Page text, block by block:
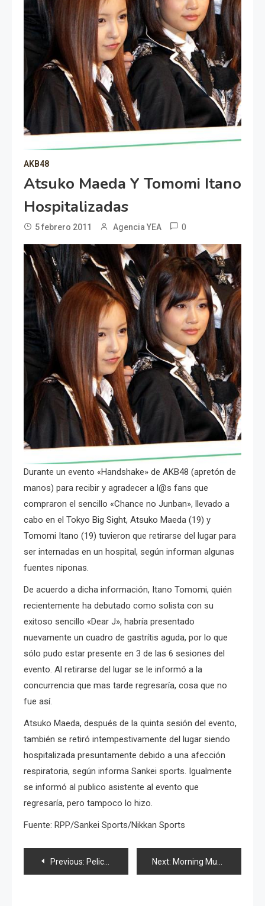
AKB48
Atsuko Maeda Y Tomomi Itano
Hospitalizadas
5 febrero 2011 Agencia YEA 0
Durante un evento «Handshake» de AKB48 (apretón de
manos) para recibir y agradecer a l@s fans que
compraron el sencillo «Chance no Junban», llevado a
cabo en el Tokyo Big Sight, Atsuko Maeda (19) y
Tomomi Itano (19) tuvieron que retirarse del lugar para
ser internadas en un hospital, según informan algunas
fuentes niponas.
De acuerdo a dicha información, Itano Tomomi, quién
recientemente ha debutado como solista con su
exitoso sencillo «Dear J», habría presentado
nuevamente un cuadro de gastrítis aguda, por lo que
sólo pudo estar presente en 3 de las 6 sesiones del
evento. Al retirarse del lugar se le informó a la
concurrencia que mas tarde regresaría, cosa que no
fue así.
Atsuko Maeda, después de la quinta sesión del evento,
también se retiró intempestivamente del lugar siendo
hospitalizada presuntamente debido a una afección
respiratoria, según informa Sankei sports. Igualmente
se informó al publico asistente al evento que
regresaría, pero tampoco lo hizo.
Fuente: RPP/Sankei Sports/Nikkan Sports
Navegación
Previous: Pelicula de «Super Sentai» con 199 héroes Next: Morning Musume envía mensaje a México (Updated)